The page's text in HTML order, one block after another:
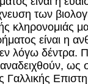
των
είναι η
λόγω δέντρα.
ως